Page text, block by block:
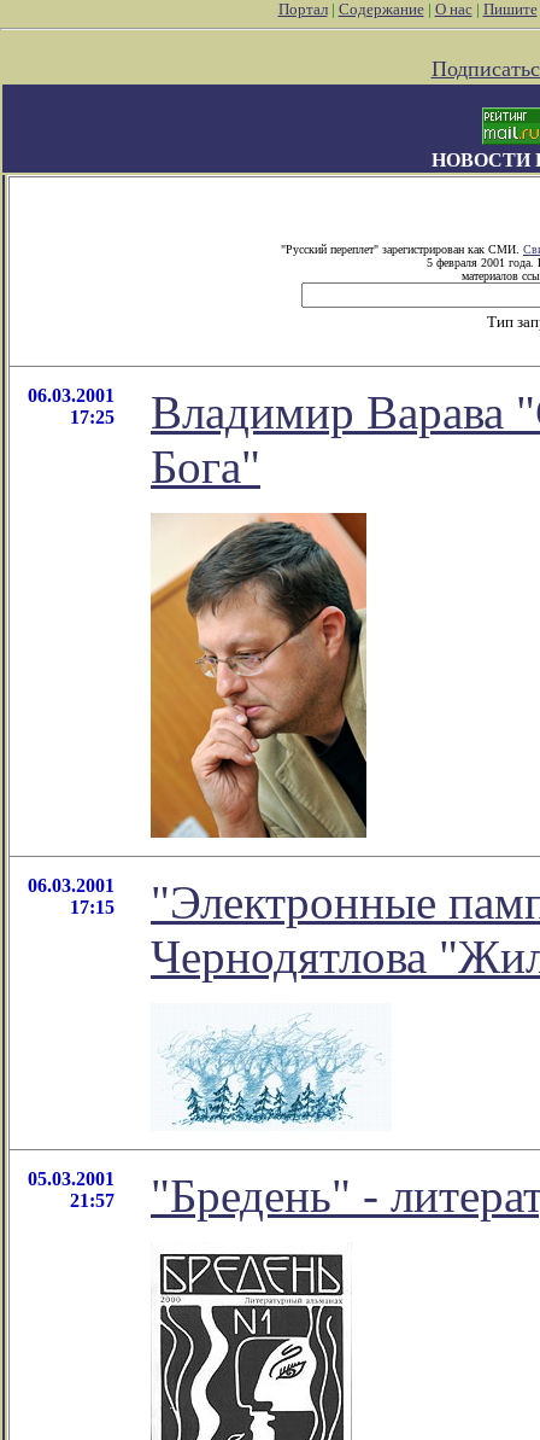
Портал| Содержание| О нас| Пишите
НОВОСТИ
"Русский переплет" зарегистрирован как СМИ.
5 февраля 2001 года.
материалов
Тип
06.03.2001
17:25
Владимир Варава
Бога"
06.03.2001
17:15
"Электронные
Чернодятлова
05.03.2001
21:57
"Бредень" -